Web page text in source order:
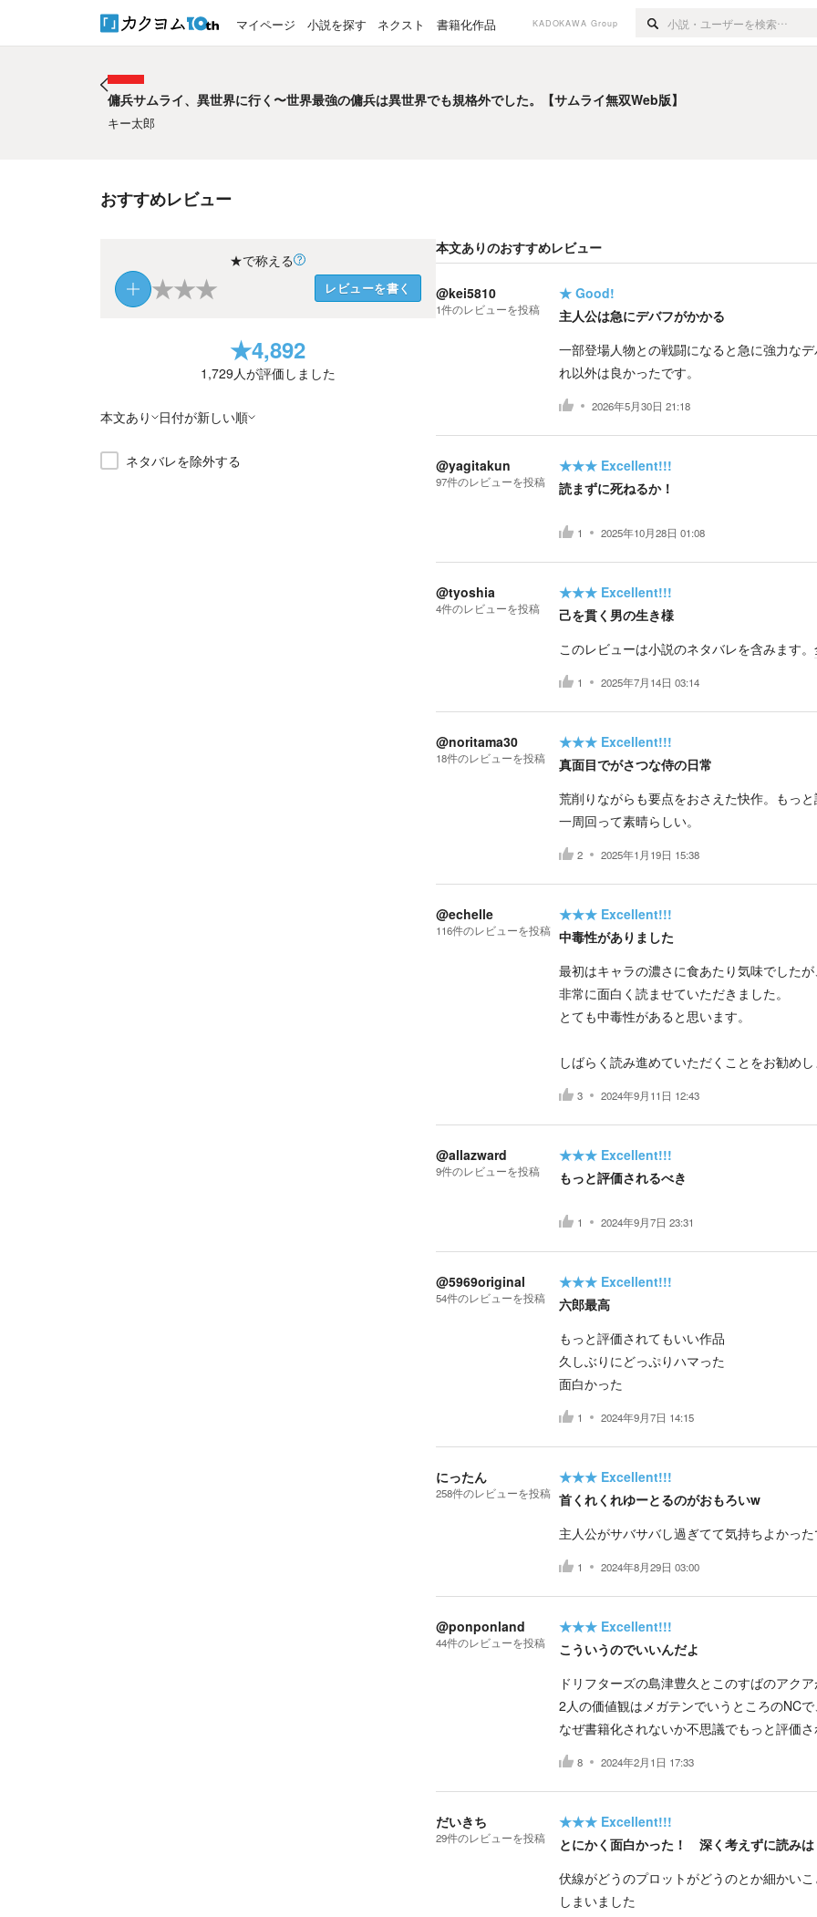
マイページ 小説を探す ネクスト 書籍化作品 KADOKAWA Group
傭兵サムライ、異世界に行く〜世界最強の傭兵は異世界でも規格外でした。【サムライ無双Web版】
キー太郎
おすすめレビュー
★で称える
★★★ レビューを書く
★4,892
1,729人が評価しました
本文あり 日付が新しい順
ネタバレを除外する
本文ありのおすすめレビュー
@kei5810
1件のレビューを投稿
★ Good!
主人公は急にデバフがかかる
一部登場人物との戦闘になると急に強力な
れ以外は良かったです。
2026年5月30日 21:18
@yagitakun
97件のレビューを投稿
★★★ Excellent!!!
読まずに死ねるか！
1 2025年10月28日 01:08
@tyoshia
4件のレビューを投稿
★★★ Excellent!!!
己を貫く男の生き様
このレビューは小説のネタバレを含みます。
1 2025年7月14日 03:14
@noritama30
18件のレビューを投稿
★★★ Excellent!!!
真面目でがさつな侍の日常
荒削りながらも要点をおさえた快作。もっ
一周回って素晴らしい。
2 2025年1月19日 15:38
@echelle
116件のレビューを投稿
★★★ Excellent!!!
中毒性がありました
最初はキャラの濃さに食あたり気味でした
非常に面白く読ませていただきました。
とても中毒性があると思います。
しばらく読み進めていただくことをお勧め
3 2024年9月11日 12:43
@allazward
9件のレビューを投稿
★★★ Excellent!!!
もっと評価されるべき
1 2024年9月7日 23:31
@5969original
54件のレビューを投稿
★★★ Excellent!!!
六郎最高
もっと評価されてもいい作品
久しぶりにどっぷりハマった
面白かった
1 2024年9月7日 14:15
にったん
258件のレビューを投稿
★★★ Excellent!!!
首くれくれゆーとるのがおもろいw
主人公がサバサバし過ぎてて気持ちよかっ
1 2024年8月29日 03:00
@ponponland
44件のレビューを投稿
★★★ Excellent!!!
こういうのでいいんだよ
ドリフターズの島津豊久とこのすばのアク
2人の価値観はメガテンでいうところのNC
なぜ書籍化されないか不思議でもっと評価
8 2024年2月1日 17:33
だいきち
29件のレビューを投稿
★★★ Excellent!!!
とにかく面白かった！ 深く考えずに読み
伏線がどうのプロットがどうのとか細かい
しまいました